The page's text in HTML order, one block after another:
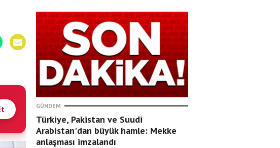
GÜNDEM
Türkiye, Pakistan ve Suudi
Arabistan'dan büyük hamle: Mekke
anlaşması imzalandı